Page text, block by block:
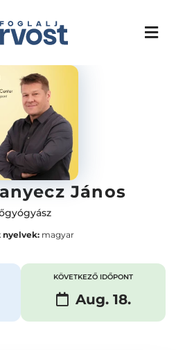
János
nyelvek:magyar
KÖVETKEZŐ IDŐPONT
Aug. 18.